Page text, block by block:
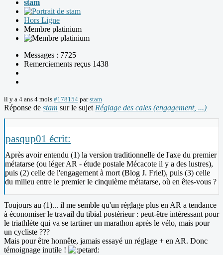
stam
Hors Ligne
Membre platinium
Messages : 7725
Remerciements reçus 1438
il y a 4 ans 4 mois #178154 parstam
Réponse de stam sur le sujet Réglage des cales (engagement, ...)
pasqup01 écrit:
Après avoir entendu (1) la version traditionnelle de l'axe du premier
métatarse (ou léger AR - étude postale Mécacote il y a des lustres),
puis (2) celle de l'engagement à mort (Blog J. Friel), puis (3) celle
du milieu entre le premier le cinquième métatarse, où en êtes-vous ?
Toujours au (1)... il me semble qu'un réglage plus en AR a tendance
à économiser le travail du tibial postérieur : peut-être intéressant pour
le triathlète qui va se tartiner un marathon après le vélo, mais pour
un cycliste ???
Mais pour être honnête, jamais essayé un réglage + en AR. Donc
témoignage inutile !